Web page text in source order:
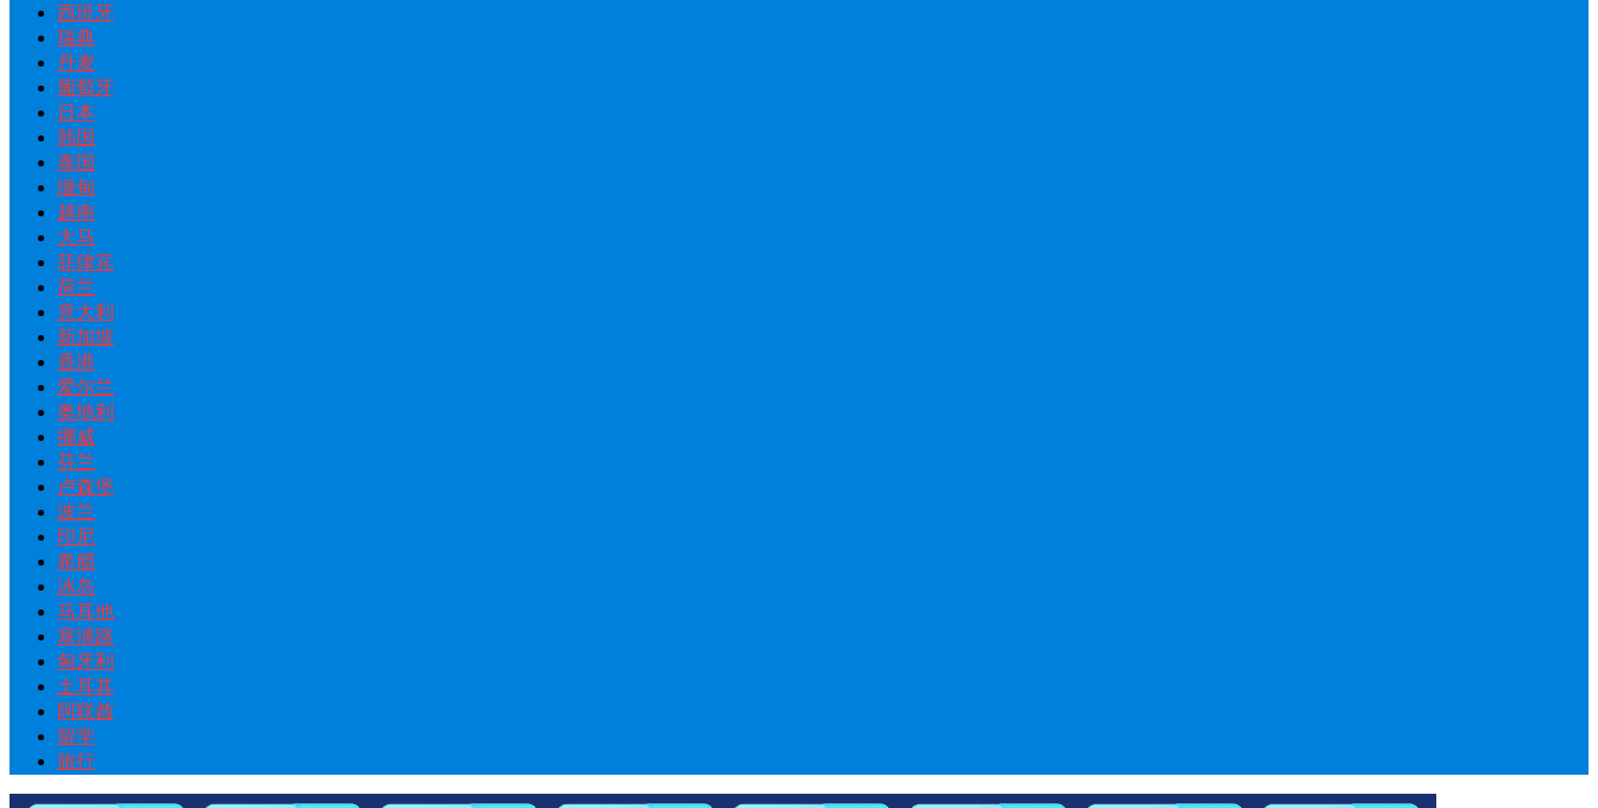
西班牙
瑞典
丹麦
葡萄牙
日本
韩国
泰国
缅甸
越南
大马
菲律宾
荷兰
意大利
新加坡
香港
爱尔兰
奥地利
挪威
芬兰
卢森堡
波兰
印尼
希腊
冰岛
马耳他
塞浦路
匈牙利
土耳其
阿联酋
留学
旅行